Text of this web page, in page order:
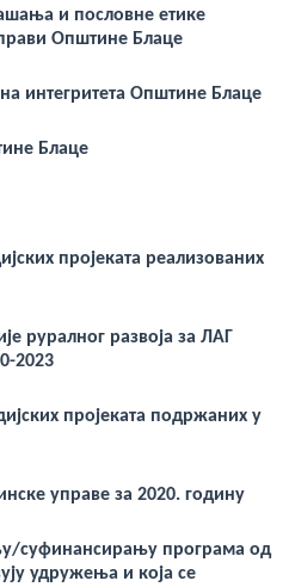
и пословне етике
Општине Блаце
интегритета Општине Блаце
Блаце
пројеката реализованих
руралног развоја за ЛАГ
2023
пројеката подржаних у
управе за 2020. годину
суфинансирању програма од
удружења и која се